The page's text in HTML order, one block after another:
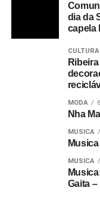
dia da
capela
CULTURA
MODA
Nha
MUSICA
MUSICA
Gaita